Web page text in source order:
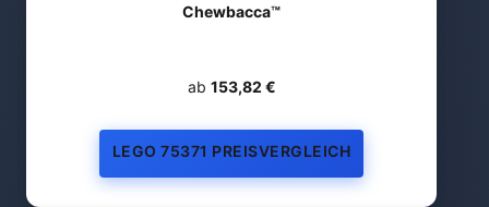
Chewbacca™
ab 153,82 €
LEGO 75371 PREISVERGLEICH